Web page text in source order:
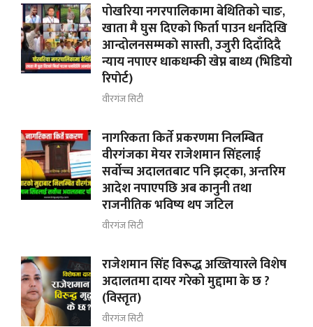
पोखरिया नगरपालिकामा बेथितिको चाङ,
खाता मै घुस दिएको फिर्ता पाउन धर्नादेखि
आन्दोलनसम्मकाे सास्ती, उजुरी दिदाँदिदै
न्याय नपाएर धाकधम्की खेप्न बाध्य (भिडियाे
रिपाेर्ट)
वीरगंज सिटी
नागरिकता किर्ते प्रकरणमा निलम्बित
वीरगंजका मेयर राजेशमान सिंहलाई
सर्वोच्च अदालतबाट पनि झट्का, अन्तरिम
आदेश नपाएपछि अब कानुनी तथा
राजनीतिक भविष्य थप जटिल
वीरगंज सिटी
राजेशमान सिंह विरूद्ध अख्तियारले विशेष
अदालतमा दायर गरेको मुद्दामा के छ ?
(विस्तृत)
वीरगंज सिटी